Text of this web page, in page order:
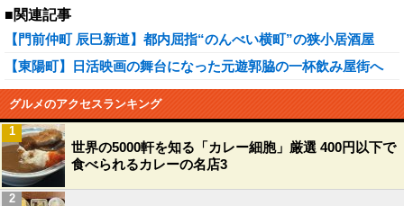
■関連記事
【門前仲町 辰巳新道】都内屈指“のんべい横町”の狭小居酒屋
【東陽町】日活映画の舞台になった元遊郭脇の一杯飲み屋街へ
グルメのアクセスランキング
世界の5000軒を知る「カレー細胞」厳選 400円以下で
食べられるカレーの名店3
1
2